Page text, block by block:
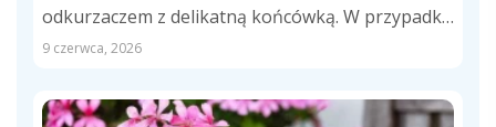
odkurzaczem z delikatną końcówką. W przypadku
tłustych zabrudzeń skuteczne...
9 czerwca, 2026